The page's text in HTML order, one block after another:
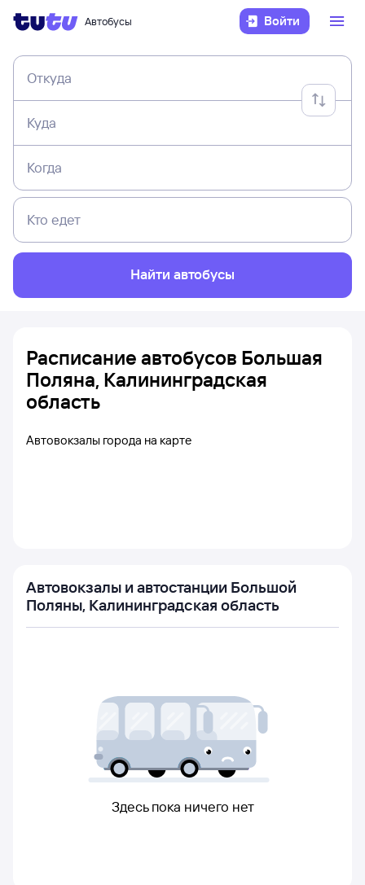
Автобусы Войти
Откуда
Куда
Когда
Кто едет
Найти автобусы
Расписание автобусов Большая
Поляна, Калининградская
область
Автовокзалы города на карте
Автовокзалы и автостанции Большой
Поляны, Калининградская область
Здесь пока ничего нет